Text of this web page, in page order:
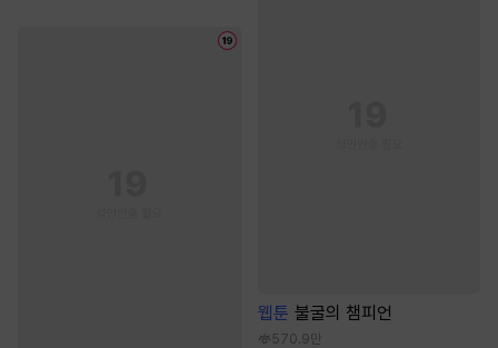
웹툰 불굴의 챔피언
570.9만